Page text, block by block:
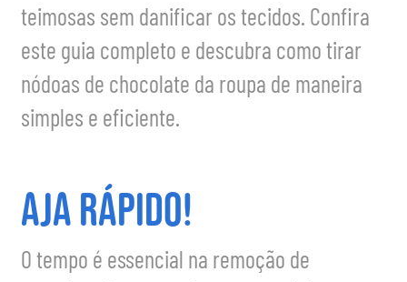
teimosas sem danificar os tecidos. Confira
este guia completo e descubra como tirar
nódoas de chocolate da roupa de maneira
simples e eficiente.
Aja Rápido!
O tempo é essencial na remoção de